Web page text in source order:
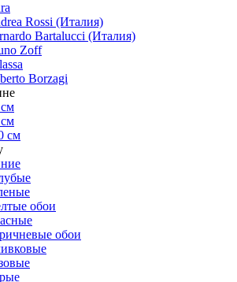
Rossi (Италия)
Bartalucci (Италия)
Zoff
Borzagi
см
обои
обои